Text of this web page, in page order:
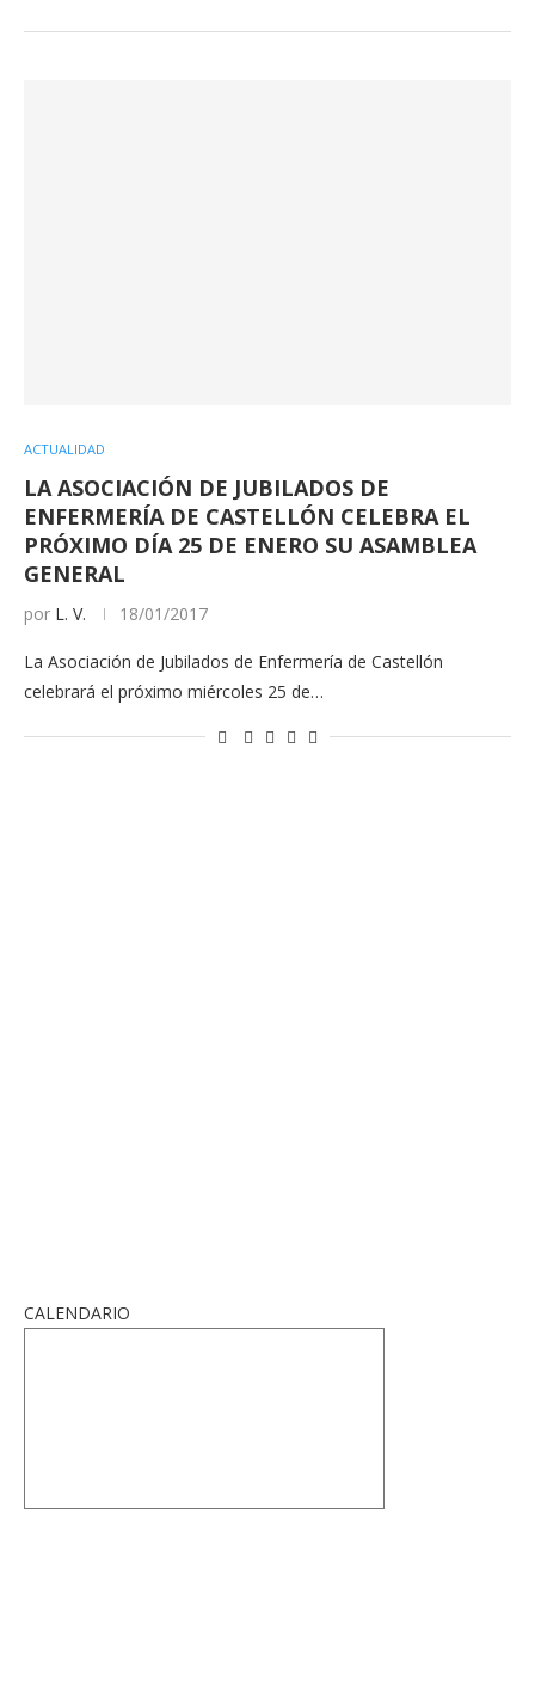
ACTUALIDAD
LA ASOCIACIÓN DE JUBILADOS DE
ENFERMERÍA DE CASTELLÓN CELEBRA EL
PRÓXIMO DÍA 25 DE ENERO SU ASAMBLEA
GENERAL
por L. V. 18/01/2017
La Asociación de Jubilados de Enfermería de Castellón
celebrará el próximo miércoles 25 de…
CALENDARIO